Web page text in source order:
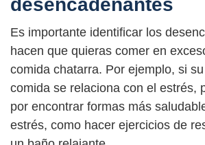
desencadenantes
Es importante identificar los
hacen que quieras comer en
comida chatarra. Por ejemplo, si
comida se relaciona con el estrés,
por encontrar formas más
estrés, como hacer ejercicios de